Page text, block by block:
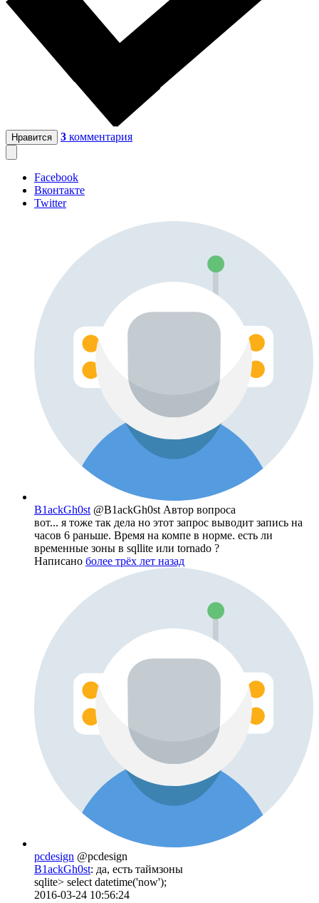
Нравится 3 комментария
Facebook
Вконтакте
Twitter
B1ackGh0st @B1ackGh0st Автор вопроса
вот... я тоже так дела но этот запрос выводит запись на
часов 6 раньше. Время на компе в норме. есть ли
временные зоны в sqllite или tornado ?
Написано более трёх лет назад
pcdesign @pcdesign
B1ackGh0st: да, есть таймзоны
sqlite> select datetime('now');
2016-03-24 10:56:24